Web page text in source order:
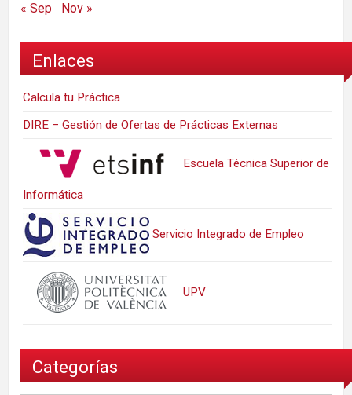
« Sep Nov »
Enlaces
Calcula tu Práctica
DIRE – Gestión de Ofertas de Prácticas Externas
Escuela Técnica Superior de
Informática
Servicio Integrado de Empleo
UPV
Categorías